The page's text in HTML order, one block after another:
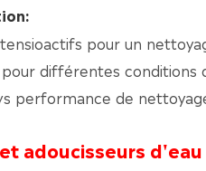
pour un
différentes conditions
performance de
adoucisseurs d'eau